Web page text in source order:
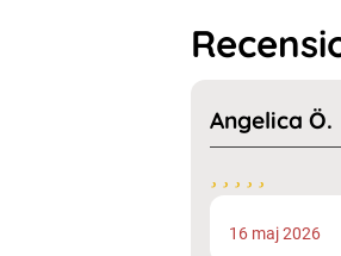
Angelica Ö.
16 maj 2026